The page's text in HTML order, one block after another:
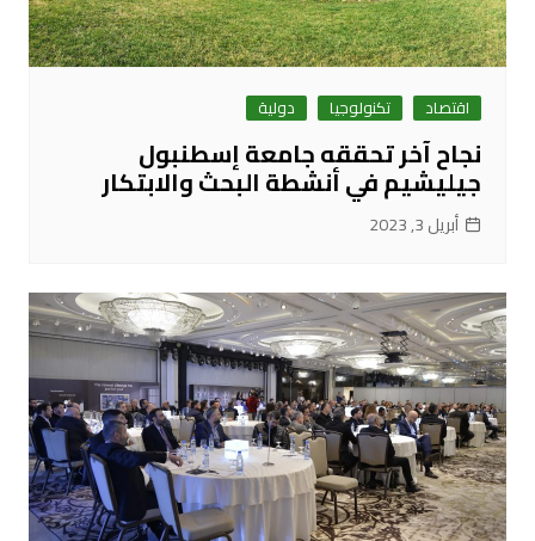
اقتصاد تكنولوجيا دولية
نجاح آخر تحققه جامعة إسطنبول
جيليشيم في أنشطة البحث والابتكار
أبريل 3, 2023